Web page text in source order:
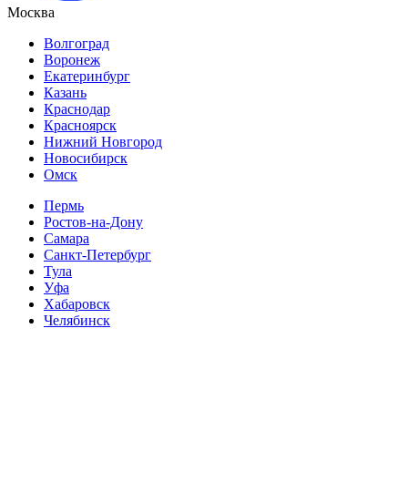
Москва
Волгоград
Воронеж
Екатеринбург
Казань
Краснодар
Красноярск
Нижний Новгород
Новосибирск
Омск
Пермь
Ростов-на-Дону
Самара
Санкт-Петербург
Тула
Уфа
Хабаровск
Челябинск